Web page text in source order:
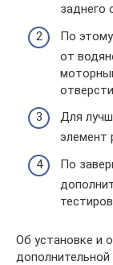
заднего
По
от
Для
элемент
По
Об установке и